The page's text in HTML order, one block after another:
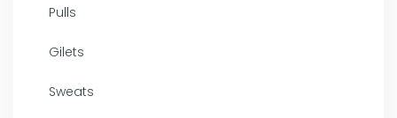
Pulls
Gilets
Sweats